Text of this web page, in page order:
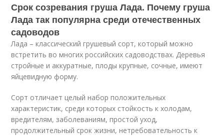
Срок созревания груша Лада. Почему груша
Лада так популярна среди отечественных
садоводов
Лада – классический грушевый сорт, который можно
встретить во многих российских садоводствах. Деревья
стройные и аккуратные, плоды крупные, сочные, имеют
яйцевидную форму.
Сорт отличает целый набор положительных
характеристик, среди которых стойкость к холодам,
вредителям, заболеваниям, простой уход,
продолжительный срок жизни, нетребовательность к